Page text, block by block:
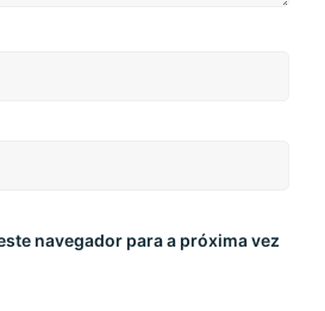
navegador para a próxima vez